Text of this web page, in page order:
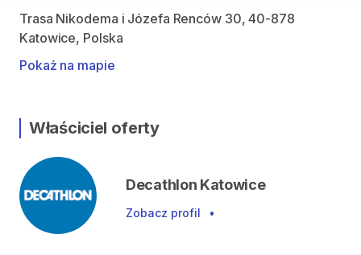
Trasa Nikodema i Józefa Renców 30, 40-878
Katowice, Polska
Pokaż na mapie
Właściciel oferty
Decathlon Katowice
Zobacz profil •